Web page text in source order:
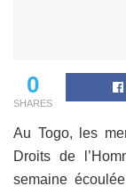
0
SHARES
Au Togo, les
Droits de
semaine